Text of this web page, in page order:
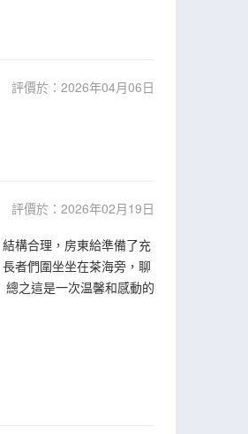
評價於：2026年04月06日
評價於：2026年02月19日
構合理，房東給準備了充
者們圍坐坐在茶海旁，聊
之這是一次温馨和感動的